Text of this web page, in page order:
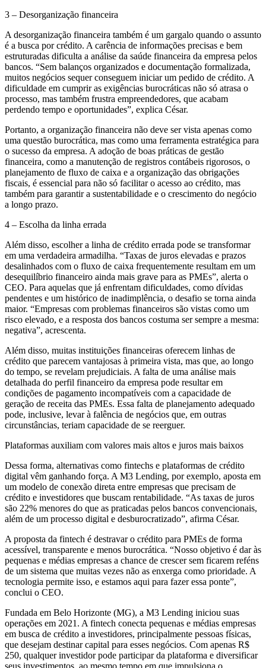
3 – Desorganização financeira
A desorganização financeira também é um gargalo quando o assunto
é a busca por crédito. A carência de informações precisas e bem
estruturadas dificulta a análise da saúde financeira da empresa pelos
bancos. “Sem balanços organizados e documentação formalizada,
muitos negócios sequer conseguem iniciar um pedido de crédito. A
dificuldade em cumprir as exigências burocráticas não só atrasa o
processo, mas também frustra empreendedores, que acabam
perdendo tempo e oportunidades”, explica César.
Portanto, a organização financeira não deve ser vista apenas como
uma questão burocrática, mas como uma ferramenta estratégica para
o sucesso da empresa. A adoção de boas práticas de gestão
financeira, como a manutenção de registros contábeis rigorosos, o
planejamento de fluxo de caixa e a organização das obrigações
fiscais, é essencial para não só facilitar o acesso ao crédito, mas
também para garantir a sustentabilidade e o crescimento do negócio
a longo prazo.
4 – Escolha da linha errada
Além disso, escolher a linha de crédito errada pode se transformar
em uma verdadeira armadilha. “Taxas de juros elevadas e prazos
desalinhados com o fluxo de caixa frequentemente resultam em um
desequilíbrio financeiro ainda mais grave para as PMEs”, alerta o
CEO. Para aquelas que já enfrentam dificuldades, como dívidas
pendentes e um histórico de inadimplência, o desafio se torna ainda
maior. “Empresas com problemas financeiros são vistas como um
risco elevado, e a resposta dos bancos costuma ser sempre a mesma:
negativa”, acrescenta.
Além disso, muitas instituições financeiras oferecem linhas de
crédito que parecem vantajosas à primeira vista, mas que, ao longo
do tempo, se revelam prejudiciais. A falta de uma análise mais
detalhada do perfil financeiro da empresa pode resultar em
condições de pagamento incompatíveis com a capacidade de
geração de receita das PMEs. Essa falta de planejamento adequado
pode, inclusive, levar à falência de negócios que, em outras
circunstâncias, teriam capacidade de se reerguer.
Plataformas auxiliam com valores mais altos e juros mais baixos
Dessa forma, alternativas como fintechs e plataformas de crédito
digital vêm ganhando força. A M3 Lending, por exemplo, aposta em
um modelo de conexão direta entre empresas que precisam de
crédito e investidores que buscam rentabilidade. “As taxas de juros
são 22% menores do que as praticadas pelos bancos convencionais,
além de um processo digital e desburocratizado”, afirma César.
A proposta da fintech é destravar o crédito para PMEs de forma
acessível, transparente e menos burocrática. “Nosso objetivo é dar às
pequenas e médias empresas a chance de crescer sem ficarem reféns
de um sistema que muitas vezes não as enxerga como prioridade. A
tecnologia permite isso, e estamos aqui para fazer essa ponte”,
conclui o CEO.
Fundada em Belo Horizonte (MG), a M3 Lending iniciou suas
operações em 2021. A fintech conecta pequenas e médias empresas
em busca de crédito a investidores, principalmente pessoas físicas,
que desejam destinar capital para esses negócios. Com apenas R$
250, qualquer investidor pode participar da plataforma e diversificar
seus investimentos, ao mesmo tempo em que impulsiona o